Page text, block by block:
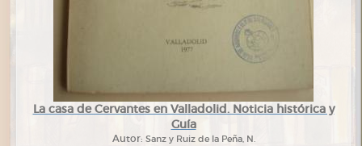
La casa de Cervantes en Valladolid. Noticia histórica y
Guía
Autor: Sanz y Ruiz de la Peña, N.